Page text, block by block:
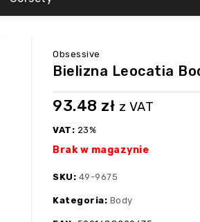
Obsessive
Bielizna Leocatia
93.48 zł z VAT
VAT: 23%
Brak w magazynie
SKU: 49-9675
Kategoria: Body